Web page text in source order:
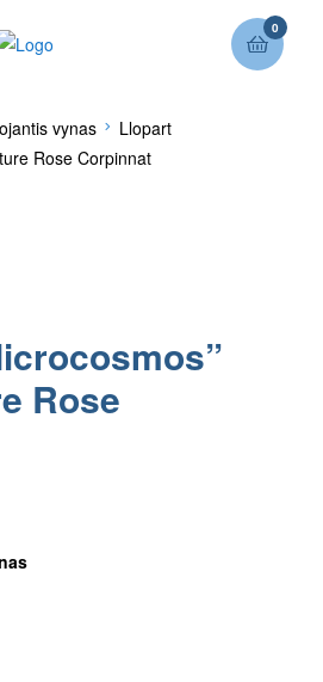
0
vynas
Llopart
Rose Corpinnat
Rose